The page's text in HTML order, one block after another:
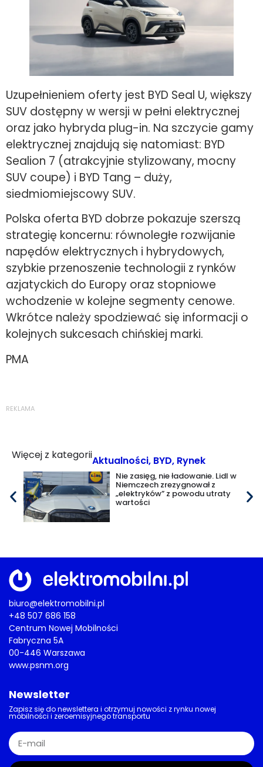
Uzupełnieniem oferty jest BYD Seal U, większy
SUV dostępny w wersji w pełni elektrycznej
oraz jako hybryda plug-in. Na szczycie gamy
elektrycznej znajdują się natomiast: BYD
Sealion 7 (atrakcyjnie stylizowany, mocny
SUV coupe) i BYD Tang – duży,
siedmiomiejscowy SUV.
Polska oferta BYD dobrze pokazuje szerszą
strategię koncernu: równoległe rozwijanie
napędów elektrycznych i hybrydowych,
szybkie przenoszenie technologii z rynków
azjatyckich do Europy oraz stopniowe
wchodzenie w kolejne segmenty cenowe.
Wkrótce należy spodziewać się informacji o
kolejnych sukcesach chińskiej marki.
PMA
REKLAMA
Więcej z kategoriiAktualności, BYD, Rynek
Nie zasięg, nie ładowanie. Lidl w
Niemczech zrezygnował z
„elektryków” z powodu utraty
wartości
biuro@elektromobilni.pl
+48 507 686 158
Centrum Nowej Mobilności
Fabryczna 5A
00-446 Warszawa
www.psnm.org
Newsletter
Zapisz się do newslettera i otrzymuj nowości z rynku nowej
mobilności i zeroemisyjnego transportu